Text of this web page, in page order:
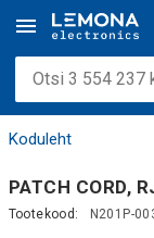
Koduleht
PATCH CORD,
Tootekood: N201P-